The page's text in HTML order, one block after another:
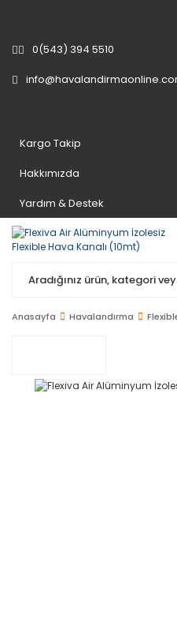
0(543) 394 5510
Kargo Takip
Hakkımızda
Yardım & Destek
Anasayfa Havalandırma